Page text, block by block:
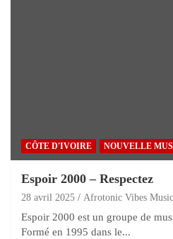
CÔTE D'IVOIRE NOUVELLE
Espoir 2000 – Respectez
28 avril 2025 Afrotonic Vibes Music
Espoir 2000 est un groupe de
Formé en 1995 dans le...